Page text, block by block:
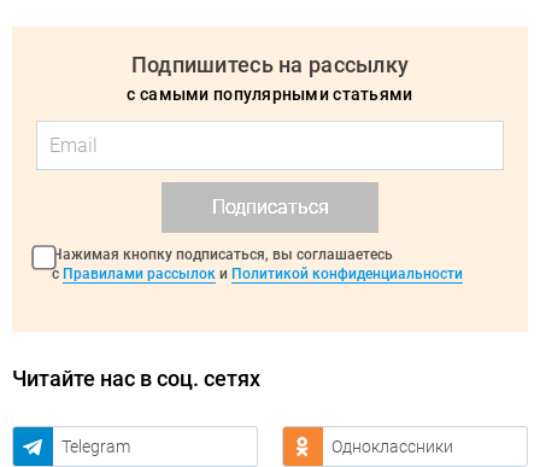
Подпишитесь на рассылку
с самыми популярными статьями
Подписаться
Нажимая кнопку подписаться, вы соглашаетесь
с Правилами рассылок и Политикой конфиденциальности
Читайте нас в соц. сетях
Telegram Одноклассники